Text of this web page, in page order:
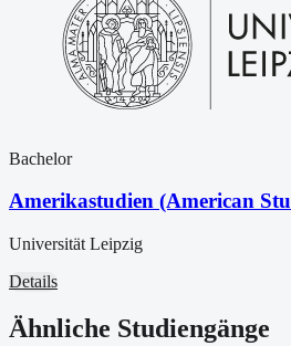
Bachelor
Amerikastudien (American
Universität Leipzig
Details
Ähnliche Studiengänge